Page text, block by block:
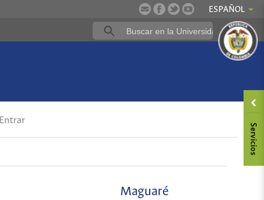
ESPAÑOL
Entrar
Maguaré